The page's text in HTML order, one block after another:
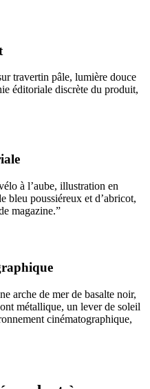
travertin pâle, lumière douce
éditoriale discrète du produit,
à l’aube, illustration en
bleu poussiéreux et d’abricot,
magazine.”
arche de mer de basalte noir,
métallique, un lever de soleil
cinématographique,